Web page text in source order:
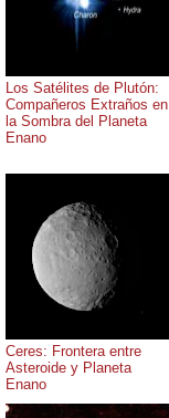
Los Satélites de Plutón:
Compañeros Extraños en
la Sombra del Planeta
Enano
Ceres: Frontera entre
Asteroide y Planeta
Enano